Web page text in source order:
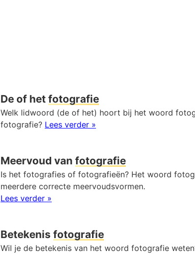
De of het fotografie
Welk lidwoord (de of het) hoort bij het woord
fotografie? Lees verder »
Meervoud van fotografie
Is het fotografies of fotografieën? Het woord
meerdere correcte meervoudsvormen.
Lees verder »
Betekenis fotografie
Wil je de betekenis van het woord fotografie